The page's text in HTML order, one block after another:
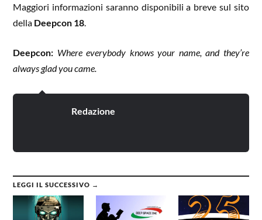
Maggiori informazioni saranno disponibili a breve sul sito
della Deepcon 18.
Deepcon: Where everybody knows your name, and they’re
always glad you came.
Redazione
LEGGI IL SUCCESSIVO →